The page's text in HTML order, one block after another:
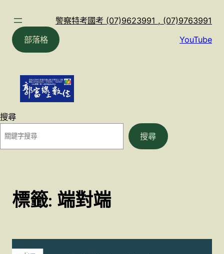
警察特考國考 (07)9623991 , (07)9763991
部落格
YouTube
搜尋
搜尋
標籤: 端對端